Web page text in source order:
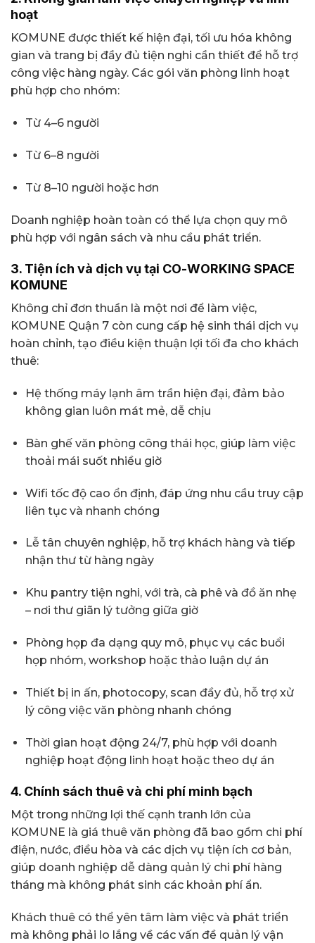
hoạt
KOMUNE được thiết kế hiện đại, tối ưu hóa không
gian và trang bị đầy đủ tiện nghi cần thiết để hỗ trợ
công việc hàng ngày. Các gói văn phòng linh hoạt
phù hợp cho nhóm:
Từ 4–6 người
Từ 6–8 người
Từ 8–10 người hoặc hơn
Doanh nghiệp hoàn toàn có thể lựa chọn quy mô
phù hợp với ngân sách và nhu cầu phát triển.
3. Tiện ích và dịch vụ tại CO-WORKING SPACE
KOMUNE
Không chỉ đơn thuần là một nơi để làm việc,
KOMUNE Quận 7 còn cung cấp hệ sinh thái dịch vụ
hoàn chỉnh, tạo điều kiện thuận lợi tối đa cho khách
thuê:
Hệ thống máy lạnh âm trần hiện đại, đảm bảo
không gian luôn mát mẻ, dễ chịu
Bàn ghế văn phòng công thái học, giúp làm việc
thoải mái suốt nhiều giờ
Wifi tốc độ cao ổn định, đáp ứng nhu cầu truy cập
liên tục và nhanh chóng
Lễ tân chuyên nghiệp, hỗ trợ khách hàng và tiếp
nhận thư từ hàng ngày
Khu pantry tiện nghi, với trà, cà phê và đồ ăn nhẹ
– nơi thư giãn lý tưởng giữa giờ
Phòng họp đa dạng quy mô, phục vụ các buổi
họp nhóm, workshop hoặc thảo luận dự án
Thiết bị in ấn, photocopy, scan đầy đủ, hỗ trợ xử
lý công việc văn phòng nhanh chóng
Thời gian hoạt động 24/7, phù hợp với doanh
nghiệp hoạt động linh hoạt hoặc theo dự án
4. Chính sách thuê và chi phí minh bạch
Một trong những lợi thế cạnh tranh lớn của
KOMUNE là giá thuê văn phòng đã bao gồm chi phí
điện, nước, điều hòa và các dịch vụ tiện ích cơ bản,
giúp doanh nghiệp dễ dàng quản lý chi phí hàng
tháng mà không phát sinh các khoản phí ẩn.
Khách thuê có thể yên tâm làm việc và phát triển
mà không phải lo lắng về các vấn đề quản lý vận